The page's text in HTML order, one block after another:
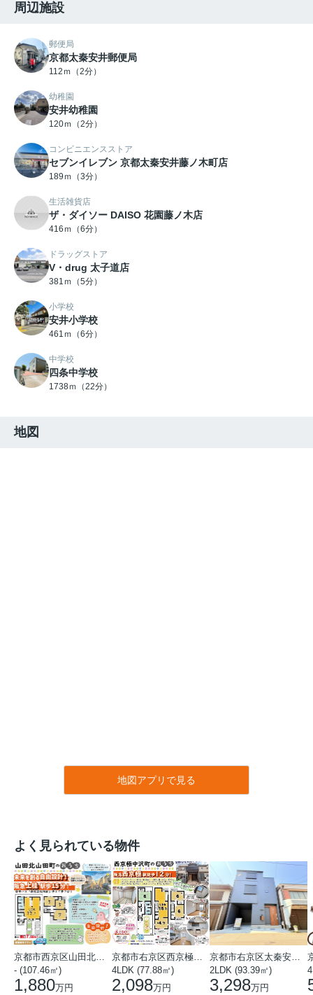
周辺施設
郵便局
京都太秦安井郵便局
112ｍ（2分）
幼稚園
安井幼稚園
120ｍ（2分）
コンビニエンスストア
セブンイレブン 京都太秦安井藤ノ木町店
189ｍ（3分）
生活雑貨店
ザ・ダイソー DAISO 花園藤ノ木店
416ｍ（6分）
ドラッグストア
V・drug 太子道店
381ｍ（5分）
小学校
安井小学校
461ｍ（6分）
中学校
四条中学校
1738ｍ（22分）
地図
地図アプリで見る
よく見られている物件
- (107.46㎡)
1,880万円
4LDK (77.88㎡)
2,098万円
2LDK (93.39㎡)
3,298万円